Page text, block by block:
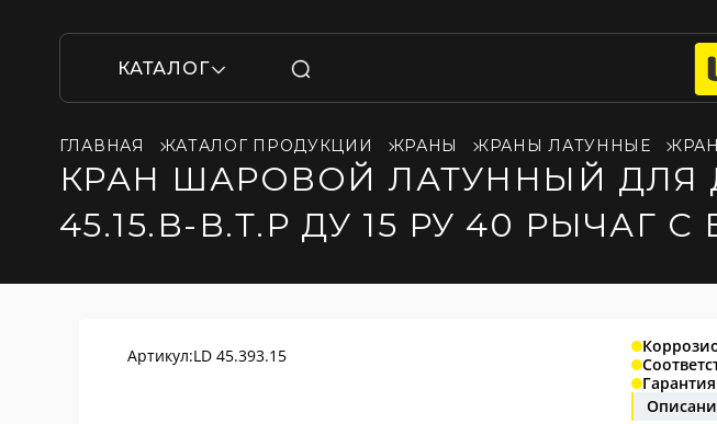
КАТАЛОГ
ГЛАВНАЯ КАТАЛОГ ПРОДУКЦИИ КРАНЫ КРАНЫ ЛАТУННЫЕ
КРАН ШАРОВОЙ ЛАТУННЫЙ ДЛЯ
45.15.В-В.Т.Р ДУ 15 РУ 40 РЫЧАГ
Артикул:LD 45.393.15